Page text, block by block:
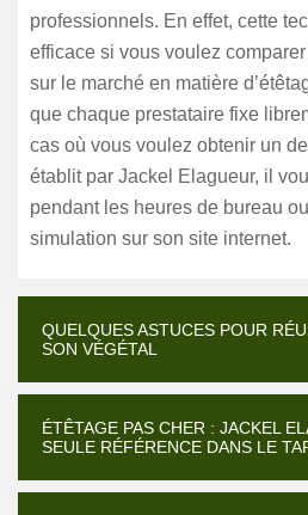
professionnels. En effet, cette
efficace si vous voulez
sur le marché en matière
que chaque prestataire fixe
cas où vous voulez obtenir un
établit par Jackel Elagueur, il
pendant les heures de bureau
simulation sur son site internet.
QUELQUES ASTUCES POUR
SON VÉGÉTAL
ÉTÊTAGE PAS CHER : JACKEL
SEULE RÉFÉRENCE DANS LE